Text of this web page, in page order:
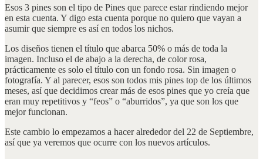
Esos 3 pines son el tipo de Pines que parece estar rindiendo mejor
en esta cuenta. Y digo esta cuenta porque no quiero que vayan a
asumir que siempre es así en todos los nichos.
Los diseños tienen el título que abarca 50% o más de toda la
imagen. Incluso el de abajo a la derecha, de color rosa,
prácticamente es solo el título con un fondo rosa. Sin imagen o
fotografía. Y al parecer, esos son todos mis pines top de los últimos
meses, así que decidimos crear más de esos pines que yo creía que
eran muy repetitivos y “feos” o “aburridos”, ya que son los que
mejor funcionan.
Este cambio lo empezamos a hacer alrededor del 22 de Septiembre,
así que ya veremos que ocurre con los nuevos artículos.